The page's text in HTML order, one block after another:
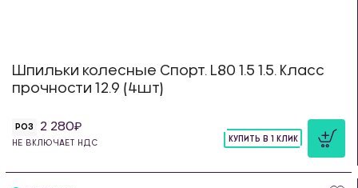
Шпильки колесные Спорт. L80 1.5 1.5. Класс
прочности 12.9 (4шт)
РОЗ 2 280
НЕ ВКЛЮЧАЕТ НДС
КУПИТЬ В 1 КЛИК